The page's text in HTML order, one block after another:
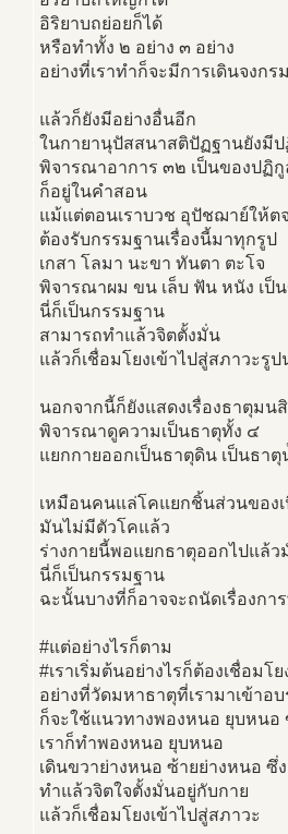
อิริยาบถย่อยก็ได้
หรือทำทั้ง ๒ อย่าง ๓ อย่าง
อย่างที่เราทำก็จะมีการเดินจงก
แล้วก็ยังมีอย่างอื่นอีก
ในกายานุปัสสนาสติปัฏฐานยังมี
พิจารณาอาการ ๓๒ เป็นของปฏิกู
ก็อยู่ในคำสอน
แม้แต่ตอนเราบวช อุปัชฌาย์ให้
ต้องรับกรรมฐานเรื่องนี้มาทุกรูป
เกสา โลมา นะขา ทันตา ตะโจ
พิจารณาผม ขน เล็บ ฟัน หนัง เป็
นี่ก็เป็นกรรมฐาน
สามารถทำแล้วจิตตั้งมั่น
แล้วก็เชื่อมโยงเข้าไปสู่สภาวะรู
นอกจากนี้ก็ยังแสดงเรื่องธาตุมน
พิจารณาดูความเป็นธาตุทั้ง ๔
แยกกายออกเป็นธาตุดิน เป็นธา
เหมือนคนแล่โคแยกชิ้นส่วนของ
มันไม่มีตัวโคแล้ว
ร่างกายนี้พอแยกธาตุออกไปแล้
นี่ก็เป็นกรรมฐาน
ฉะนั้นบางที่ก็อาจจะถนัดเรื่องก
#แต่อย่างไรก็ตาม
#เราเริ่มต้นอย่างไรก็ต้องเชื่อม
อย่างที่วัดมหาธาตุที่เรามาเข้าอ
ก็จะใช้แนวทางพองหนอ ยุบหนอ
เราก็ทำพองหนอ ยุบหนอ
เดินขวาย่างหนอ ซ้ายย่างหนอ ซึ่
ทำแล้วจิตใจตั้งมั่นอยู่กับกาย
แล้วก็เชื่อมโยงเข้าไปสู่สภาวะ